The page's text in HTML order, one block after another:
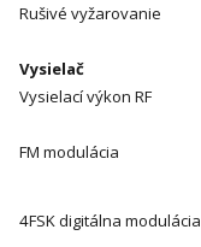
Rušivé vyžarovanie
Vysielač
Vysielací výkon RF
FM modulácia
4FSK digitálna modulácia